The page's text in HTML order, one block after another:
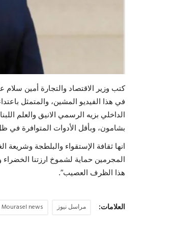
كتب وزير الاقتصاد والتجارة أمين
في هذا الفيديو المشين، والمتمثل
الداخلي بزيه الرسمي الانيق والعلم
بشامون، وبأقل الأدوات المتوافرة في
‏انها ثقافة الإستقواء والبلطجة وشريعة
المجرمين حماية لشموخ ارزتنا الخضراء
هذا الظرف العصيب”.
العلامات: مراسل نيوز Mourasel news